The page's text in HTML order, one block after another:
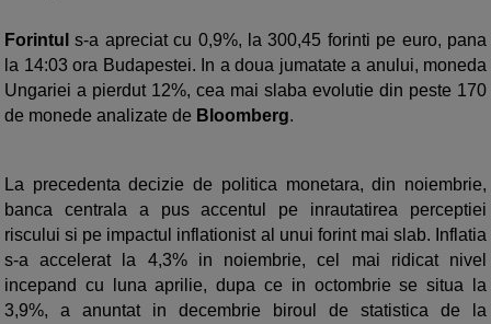
Forintuls-a apreciat cu 0,9%, la 300,45 forinti pe euro, pana
la 14:03 ora Budapestei. In a doua jumatate a anului, moneda
Ungariei a pierdut 12%, cea mai slaba evolutie din peste 170
de monede analizate de Bloomberg.
La precedenta decizie de politica monetara, din noiembrie,
banca centrala a pus accentul pe inrautatirea perceptiei
riscului si pe impactul inflationist al unui forint mai slab. Inflatia
s-a accelerat la 4,3% in noiembrie, cel mai ridicat nivel
incepand cu luna aprilie, dupa ce in octombrie se situa la
3,9%, a anuntat in decembrie biroul de statistica de la